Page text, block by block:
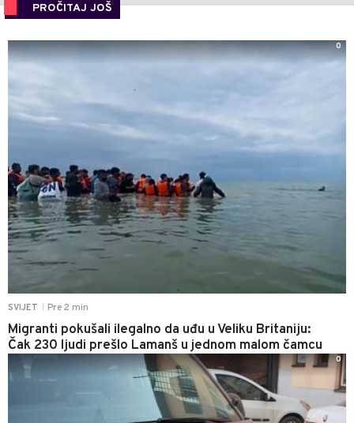
PROČITAJ JOŠ
SVIJET Pre 2 min
Migranti pokušali ilegalno da uđu u Veliku Britaniju:
Čak 230 ljudi prešlo Lamanš u jednom malom čamcu
0
0